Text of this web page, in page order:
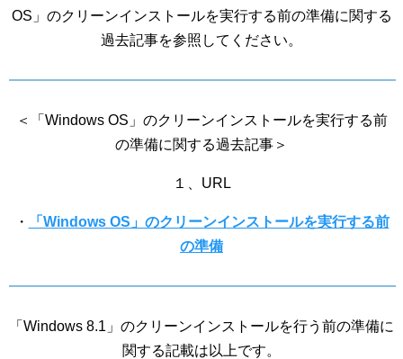
OS」のクリーンインストールを実行する前の準備に関する
過去記事を参照してください。
＜「Windows OS」のクリーンインストールを実行する前
の準備に関する過去記事＞
１、URL
・
「Windows OS」のクリーンインストールを実行する前
の準備
「Windows 8.1」のクリーンインストールを行う前の準備に
関する記載は以上です。